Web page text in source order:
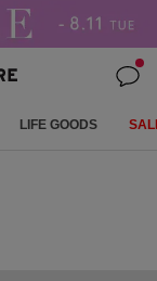
LIFE GOODS